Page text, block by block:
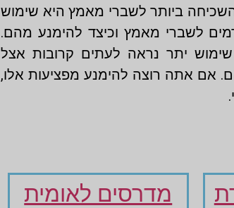
ביותר לשברי מאמץ היא שימוש
לשברי מאמץ וכיצד להימנע מהם.
יתר נראה לעתים קרובות אצל
אם אתה רוצה להימנע מפציעות אלו,
מדרסים לאומית